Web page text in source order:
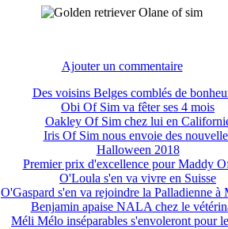
Ajouter un commentaire
Des voisins Belges comblés de
Obi Of Sim va fêter ses 4 mois
Oakley Of Sim chez lui en
Iris Of Sim nous envoie des
Halloween 2018
Premier prix d'excellence pour Maddy
O'Loula s'en va vivre en Suisse
O'Gaspard s'en va rejoindre la Palladienne à
Benjamin apaise NALA chez le
Méli Mélo inséparables s'envoleront pour